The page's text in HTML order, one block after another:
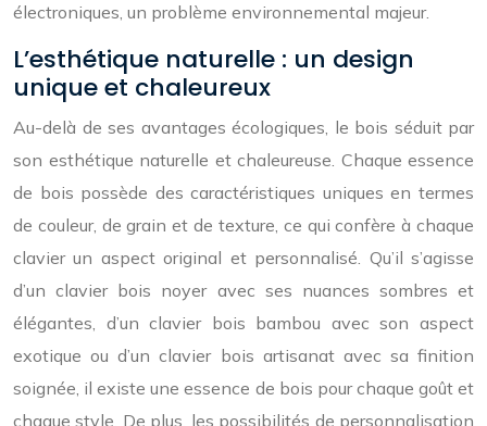
électroniques, un problème environnemental majeur.
L’esthétique naturelle : un design
unique et chaleureux
Au-delà de ses avantages écologiques, le bois séduit par
son esthétique naturelle et chaleureuse. Chaque essence
de bois possède des caractéristiques uniques en termes
de couleur, de grain et de texture, ce qui confère à chaque
clavier un aspect original et personnalisé. Qu’il s’agisse
d’un clavier bois noyer avec ses nuances sombres et
élégantes, d’un clavier bois bambou avec son aspect
exotique ou d’un clavier bois artisanat avec sa finition
soignée, il existe une essence de bois pour chaque goût et
chaque style. De plus, les possibilités de personnalisation